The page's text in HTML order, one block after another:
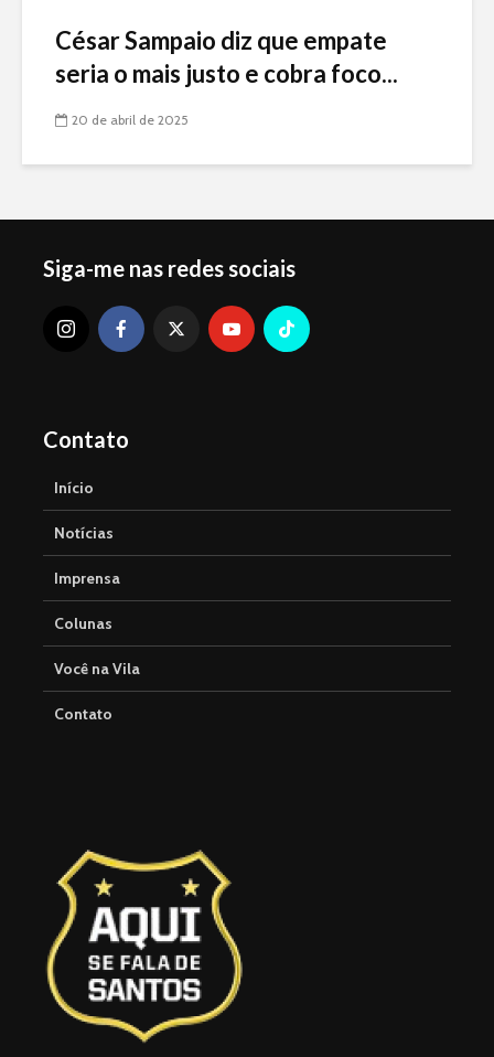
César Sampaio diz que empate
seria o mais justo e cobra foco...
20 de abril de 2025
Siga-me nas redes sociais
Contato
Início
Notícias
Imprensa
Colunas
Você na Vila
Contato